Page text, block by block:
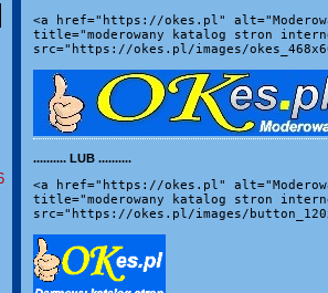
<a href="https://okes.pl"
title="moderowany katalog stron
src="https://okes.pl/images/
.......... LUB ..........
<a href="https://okes.pl"
title="moderowany katalog stron
src="https://okes.pl/images/